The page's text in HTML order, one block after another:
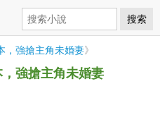
搜索
，強搶主角未婚妻》
強搶主角未婚妻